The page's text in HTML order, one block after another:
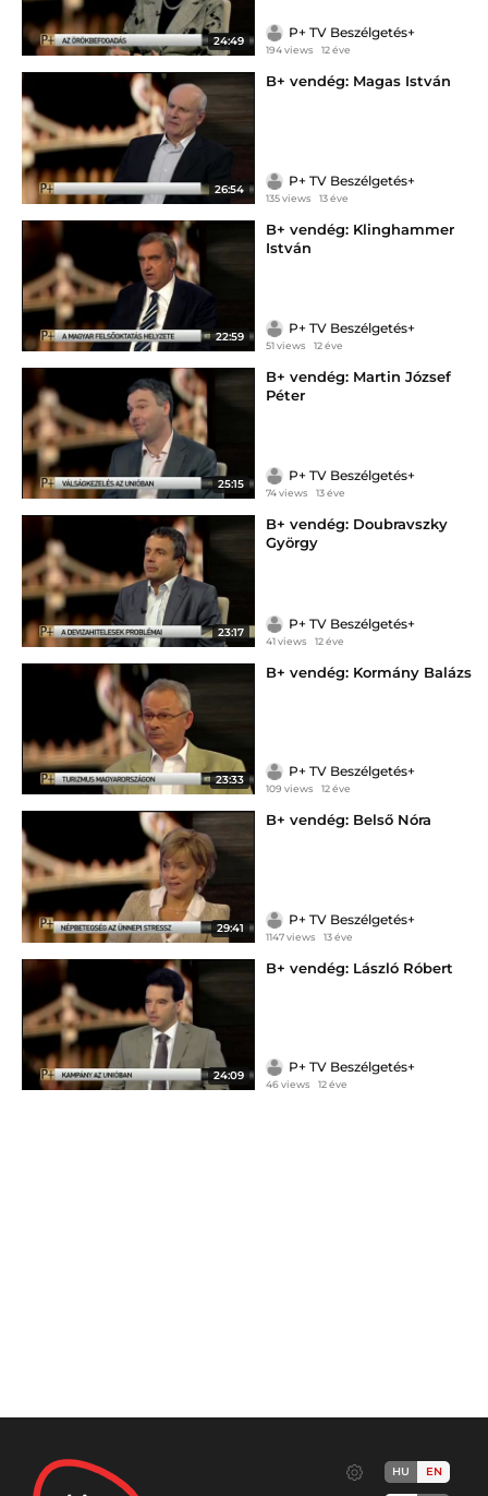
24:49
P+ TV Beszélgetés+
194 views 12 éve
26:54
B+ vendég: Magas István
P+ TV Beszélgetés+
135 views 13 éve
22:59
B+ vendég: Klinghammer
István
P+ TV Beszélgetés+
51 views 12 éve
25:15
B+ vendég: Martin József
Péter
P+ TV Beszélgetés+
74 views 13 éve
23:17
B+ vendég: Doubravszky
György
P+ TV Beszélgetés+
41 views 12 éve
23:33
B+ vendég: Kormány Balázs
P+ TV Beszélgetés+
109 views 12 éve
29:41
B+ vendég: Belső Nóra
P+ TV Beszélgetés+
1147 views 13 éve
24:09
B+ vendég: László Róbert
P+ TV Beszélgetés+
46 views 12 éve
HU EN